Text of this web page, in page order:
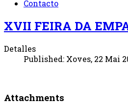
Contacto
XVII FEIRA DA
Detalles
Published: Xoves, 22 Mai
Attachments